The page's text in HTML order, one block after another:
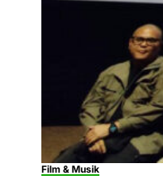
Film & Musik